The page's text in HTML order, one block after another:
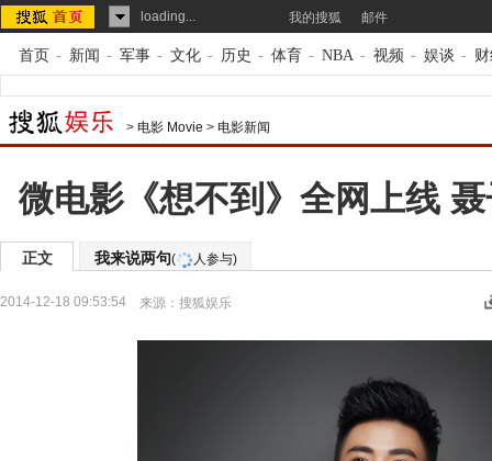
loading... 我的搜狐 邮件
首页 - 新闻 - 军事 - 文化 - 历史 - 体育 - NBA - 视频 - 娱谈 -
> 电影 Movie > 电影新闻
微电影《想不到》全网上线
正文 我来说两句( 人参与)
2014-12-18 09:53:54 来源： 搜狐娱乐